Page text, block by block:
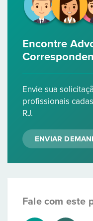
Encontre
Envie sua
profissionais
RJ.
ENVIAR
Fale com este